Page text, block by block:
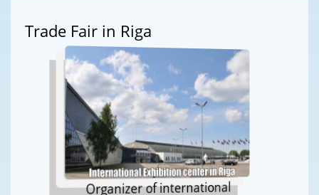
Trade Fair in Riga
Organizer of international